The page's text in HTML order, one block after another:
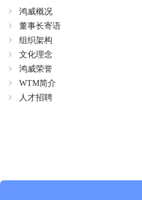
鸿威概况
董事长寄语
组织架构
文化理念
鸿威荣誉
WTM简介
人才招聘